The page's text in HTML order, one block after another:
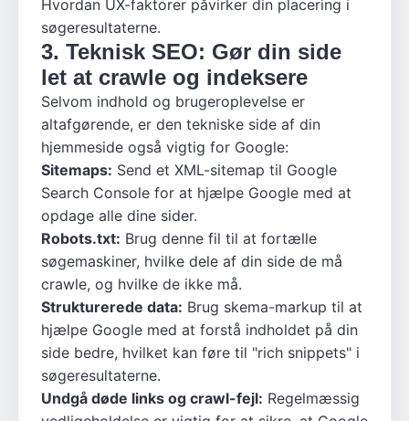
Hvordan UX-faktorer påvirker din placering i
søgeresultaterne.
3. Teknisk SEO: Gør din side
let at crawle og indeksere
Selvom indhold og brugeroplevelse er
altafgørende, er den tekniske side af din
hjemmeside også vigtig for Google:
Sitemaps: Send et XML-sitemap til Google
Search Console for at hjælpe Google med at
opdage alle dine sider.
Robots.txt: Brug denne fil til at fortælle
søgemaskiner, hvilke dele af din side de må
crawle, og hvilke de ikke må.
Strukturerede data: Brug skema-markup til at
hjælpe Google med at forstå indholdet på din
side bedre, hvilket kan føre til "rich snippets" i
søgeresultaterne.
Undgå døde links og crawl-fejl: Regelmæssig